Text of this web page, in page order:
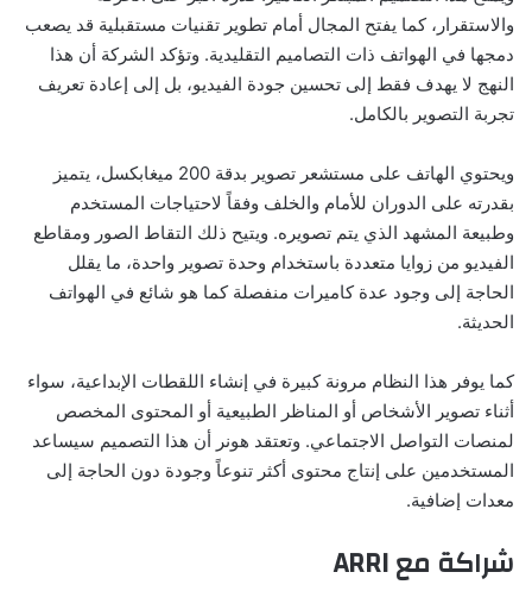
والاستقرار، كما يفتح المجال أمام تطوير تقنيات مستقبلية قد يصعب
دمجها في الهواتف ذات التصاميم التقليدية. وتؤكد الشركة أن هذا
النهج لا يهدف فقط إلى تحسين جودة الفيديو، بل إلى إعادة تعريف
تجربة التصوير بالكامل.
ويحتوي الهاتف على مستشعر تصوير بدقة 200 ميغابكسل، يتميز
بقدرته على الدوران للأمام والخلف وفقاً لاحتياجات المستخدم
وطبيعة المشهد الذي يتم تصويره. ويتيح ذلك التقاط الصور ومقاطع
الفيديو من زوايا متعددة باستخدام وحدة تصوير واحدة، ما يقلل
الحاجة إلى وجود عدة كاميرات منفصلة كما هو شائع في الهواتف
الحديثة.
كما يوفر هذا النظام مرونة كبيرة في إنشاء اللقطات الإبداعية، سواء
أثناء تصوير الأشخاص أو المناظر الطبيعية أو المحتوى المخصص
لمنصات التواصل الاجتماعي. وتعتقد هونر أن هذا التصميم سيساعد
المستخدمين على إنتاج محتوى أكثر تنوعاً وجودة دون الحاجة إلى
معدات إضافية.
شراكة مع ARRI